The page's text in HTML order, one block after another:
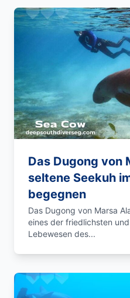
Das Dugong von
seltene Seekuh
begegnen
Das Dugong von Marsa
eines der friedlichsten
Lebewesen des...